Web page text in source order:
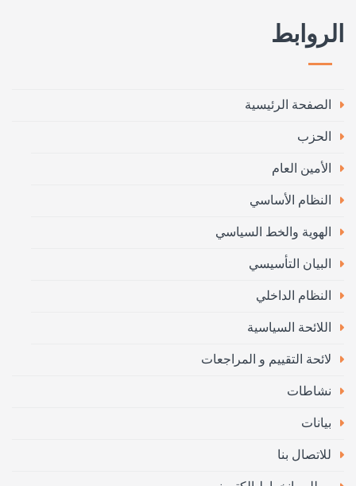
الروابط
الصفحة الرئيسية
الحزب
الأمين العام
النظام الأساسي
الهوية والخط السياسي
البيان التأسيسي
النظام الداخلي
اللائحة السياسية
لائحة التقييم و المراجعات
نشاطات
بيانات
للاتصال بنا